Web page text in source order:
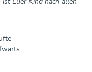
Euer Kind nach allen